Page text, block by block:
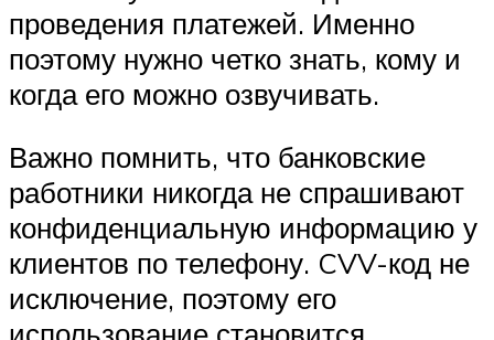
проведения платежей. Именно
поэтому нужно четко знать, кому и
когда его можно озвучивать.
Важно помнить, что банковские
работники никогда не спрашивают
конфиденциальную информацию у
клиентов по телефону. CVV-код не
исключение, поэтому его